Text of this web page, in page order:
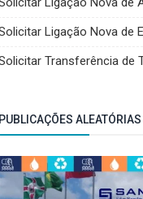
Ligação Nova de
Transferência de
PUBLICAÇÕES ALEATÓRIAS